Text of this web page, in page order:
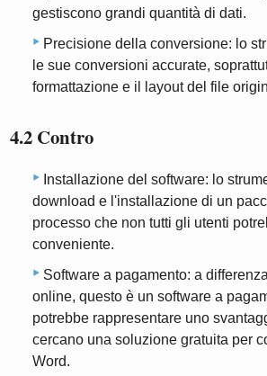
gestiscono grandi quantità di dati.
Precisione della conversione: lo
le sue conversioni accurate,
formattazione e il layout del file
4.2 Contro
Installazione del software: lo
download e l'installazione di un
processo che non tutti gli utenti
conveniente.
Software a pagamento: a
online, questo è un software a
potrebbe rappresentare uno
cercano una soluzione gratuita per
Word.